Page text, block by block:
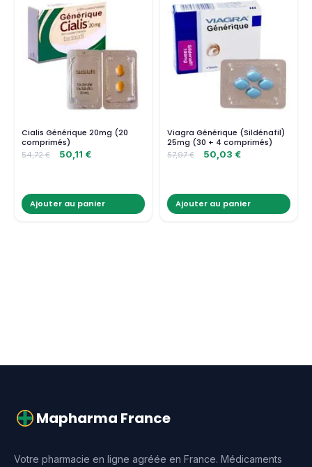
Cialis Générique 20mg (20
comprimés)
54,72€ 50,11 €
Ajouter au panier
Viagra Générique (Sildénafil)
25mg (30 + 4 comprimés)
57,97€ 50,03 €
Ajouter au panier
Mapharma France
Votre pharmacie en ligne agréée en France. Médicaments